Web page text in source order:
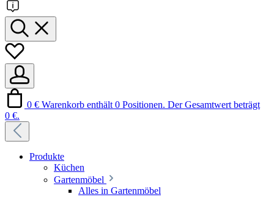
0 € Warenkorb enthält 0 Positionen. Der Gesamtwert beträgt
0 €.
Produkte
Küchen
Gartenmöbel
Alles in Gartenmöbel